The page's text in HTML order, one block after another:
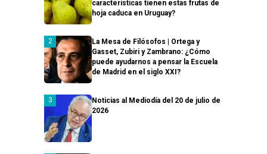
características tienen estas frutas de
hoja caduca en Uruguay?
La Mesa de Filósofos | Ortega y
Gasset, Zubiri y Zambrano: ¿Cómo
puede ayudarnos a pensar la Escuela
de Madrid en el siglo XXI?
Noticias al Mediodía del 20 de julio de
2026